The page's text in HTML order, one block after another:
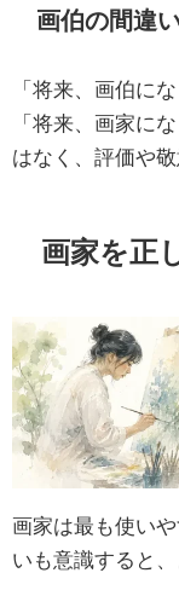
画伯の間違
「将来、画伯に
「将来、画家に
はなく、評価や
画家を正
画家は最も使い
いも意識すると